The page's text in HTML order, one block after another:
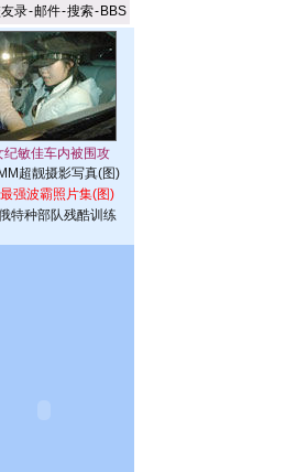
录-邮件-搜索- BBS
超靓摄影写真(图)
强波霸照片集(图)
特种部队残酷训练